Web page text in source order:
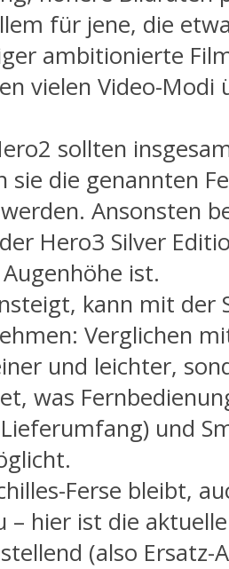
für jene, die
ambitionierte
vielen Video-
sollten
sie die genannten
Ansonsten
Hero3 Silver
ist.
kann mit der
Verglichen
und leichter,
was
und
Ferse bleibt,
– hier ist die
(also Ersatz-